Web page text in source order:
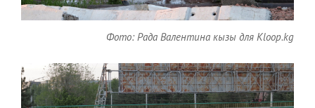
Фото: Рада Валентина кызы для Kloop.kg